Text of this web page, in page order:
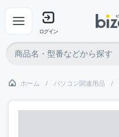
ログイン
ホーム パソコン関連用品